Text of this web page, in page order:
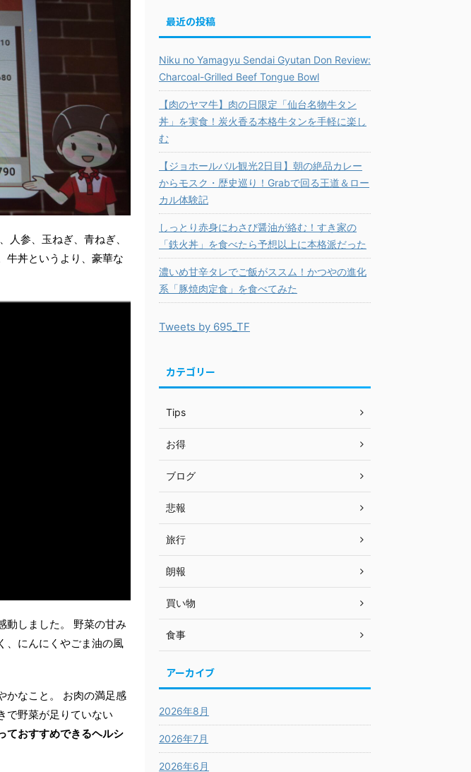
人参、玉ねぎ、青ねぎ、
牛丼というより、豪華な
動しました。 野菜の甘み
、にんにくやごま油の風
かなこと。 お肉の満足感
で野菜が足りていない
ておすすめできるヘルシ
最近の投稿
Niku no Yamagyu Sendai Gyutan Don Review:
Charcoal-Grilled Beef Tongue Bowl
【肉のヤマ牛】肉の日限定「仙台名物牛タン
丼」を実食！炭火香る本格牛タンを手軽に楽し
む
【ジョホールバル観光2日目】朝の絶品カレー
からモスク・歴史巡り！Grabで回る王道＆ロー
カル体験記
しっとり赤身にわさび醤油が絡む！すき家の
「鉄火丼」を食べたら予想以上に本格派だった
濃いめ甘辛タレでご飯がススム！かつやの進化
系「豚焼肉定食」を食べてみた
Tweets by 695_TF
カテゴリー
Tips
お得
ブログ
悲報
旅行
朗報
買い物
食事
アーカイブ
2026年8月
2026年7月
2026年6月